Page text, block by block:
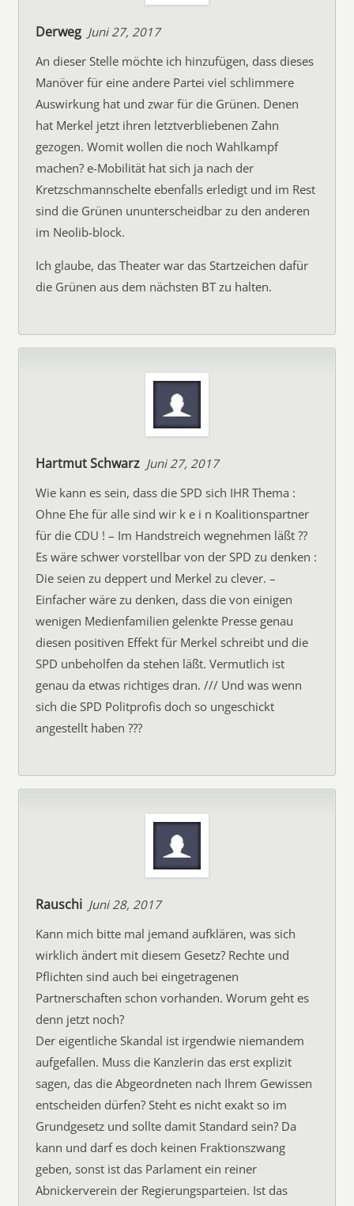
Derweg Juni 27, 2017
An dieser Stelle möchte ich hinzufügen, dass dieses
Manöver für eine andere Partei viel schlimmere
Auswirkung hat und zwar für die Grünen. Denen
hat Merkel jetzt ihren letztverbliebenen Zahn
gezogen. Womit wollen die noch Wahlkampf
machen? e-Mobilität hat sich ja nach der
Kretzschmannschelte ebenfalls erledigt und im Rest
sind die Grünen ununterscheidbar zu den anderen
im Neolib-block.
Ich glaube, das Theater war das Startzeichen dafür
die Grünen aus dem nächsten BT zu halten.
Hartmut Schwarz Juni 27, 2017
Wie kann es sein, dass die SPD sich IHR Thema :
Ohne Ehe für alle sind wir k e i n Koalitionspartner
für die CDU ! – Im Handstreich wegnehmen läßt ??
Es wäre schwer vorstellbar von der SPD zu denken :
Die seien zu deppert und Merkel zu clever. –
Einfacher wäre zu denken, dass die von einigen
wenigen Medienfamilien gelenkte Presse genau
diesen positiven Effekt für Merkel schreibt und die
SPD unbeholfen da stehen läßt. Vermutlich ist
genau da etwas richtiges dran. /// Und was wenn
sich die SPD Politprofis doch so ungeschickt
angestellt haben ???
Rauschi Juni 28, 2017
Kann mich bitte mal jemand aufklären, was sich
wirklich ändert mit diesem Gesetz? Rechte und
Pflichten sind auch bei eingetragenen
Partnerschaften schon vorhanden. Worum geht es
denn jetzt noch?
Der eigentliche Skandal ist irgendwie niemandem
aufgefallen. Muss die Kanzlerin das erst explizit
sagen, das die Abgeordneten nach Ihrem Gewissen
entscheiden dürfen? Steht es nicht exakt so im
Grundgesetz und sollte damit Standard sein? Da
kann und darf es doch keinen Fraktionszwang
geben, sonst ist das Parlament ein reiner
Abnickerverein der Regierungsparteien. Ist das